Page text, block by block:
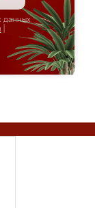
данных